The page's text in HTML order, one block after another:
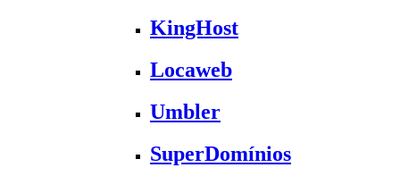
KingHost
Locaweb
Umbler
SuperDomínios